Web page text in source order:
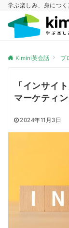
学ぶ楽しみ、身につ
Kimini英会話 ブ
「インサイ
マーケティ
2024年11月3日